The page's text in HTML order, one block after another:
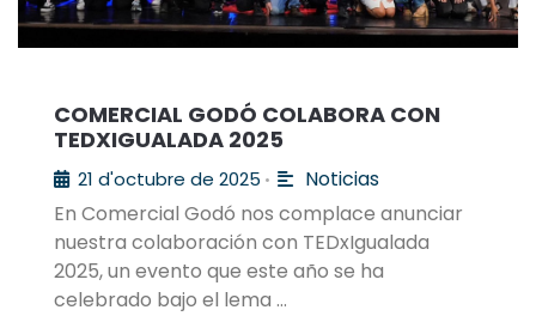
COMERCIAL GODÓ COLABORA CON
TEDXIGUALADA 2025
21 d'octubre de 2025 •
Noticias
En Comercial Godó nos complace anunciar
nuestra colaboración con TEDxIgualada
2025, un evento que este año se ha
celebrado bajo el lema …